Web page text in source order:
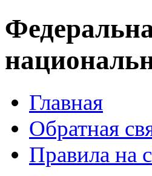
Главная
Обратная
Правила на